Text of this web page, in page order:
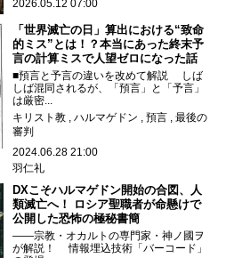
2026.05.12 07:00
「世界滅亡の日」算出における“致命
的ミス”とは！？本当にあった終末予
言の計算ミスで人望ゼロになった話
■預言と予言の違いを改めて解説 しば
しば混同されるが、「預言」と「予言」
は厳密...
キリスト教
ハルマゲドン 預言
最後の
審判
2024.06.28 21:00
羽仁礼
DXこそハルマゲドン開始の合図、人
類滅亡へ！ ロシア聖職者が命懸けで
公開した恐怖の極秘書簡
――宗教・オカルトの専門家・神ノ國ヲ
が解説！ 情報埋込技術「バーコード」